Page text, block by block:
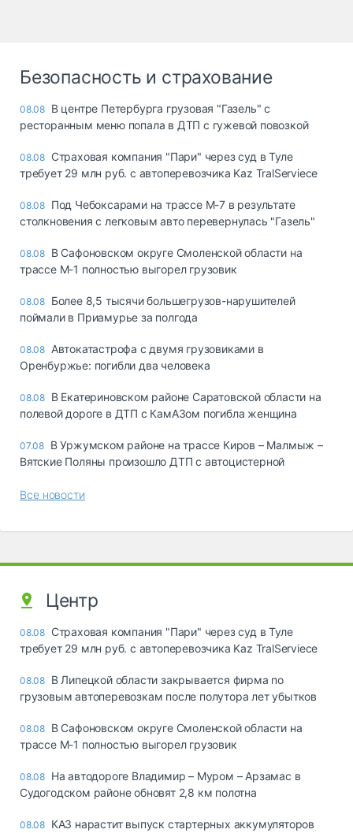
Безопасность и страхование
08.08 В центре Петербурга грузовая "Газель" с
ресторанным меню попала в ДТП с гужевой повозкой
08.08 Страховая компания "Пари" через суд в Туле
требует 29 млн руб. с автоперевозчика Kaz TralServiece
08.08 Под Чебоксарами на трассе М-7 в результате
столкновения с легковым авто перевернулась "Газель"
08.08 В Сафоновском округе Смоленской области на
трассе М-1 полностью выгорел грузовик
08.08 Более 8,5 тысячи большегрузов-нарушителей
поймали в Приамурье за полгода
08.08 Автокатастрофа с двумя грузовиками в
Оренбуржье: погибли два человека
08.08 В Екатериновском районе Саратовской области на
полевой дороге в ДТП с КамАЗом погибла женщина
07.08 В Уржумском районе на трассе Киров – Малмыж –
Вятские Поляны произошло ДТП с автоцистерной
Все новости
Центр
08.08 Страховая компания "Пари" через суд в Туле
требует 29 млн руб. с автоперевозчика Kaz TralServiece
08.08 В Липецкой области закрывается фирма по
грузовым автоперевозкам после полутора лет убытков
08.08 В Сафоновском округе Смоленской области на
трассе М-1 полностью выгорел грузовик
08.08 На автодороге Владимир – Муром – Арзамас в
Судогодском районе обновят 2,8 км полотна
08.08 КАЗ нарастит выпуск стартерных аккумуляторов